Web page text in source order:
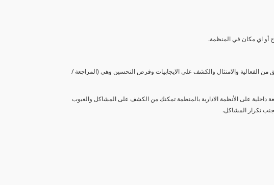
أو اي مكان في المنظمة.
الفعالية والامتثال والكشف على الايجابيات وفرص التحسين وهي (المراجعة /
على الأنظمة الادارية بالمنظمة تمكنك من الكشف على المشاكل والعيوب
تكرار المشاكل.